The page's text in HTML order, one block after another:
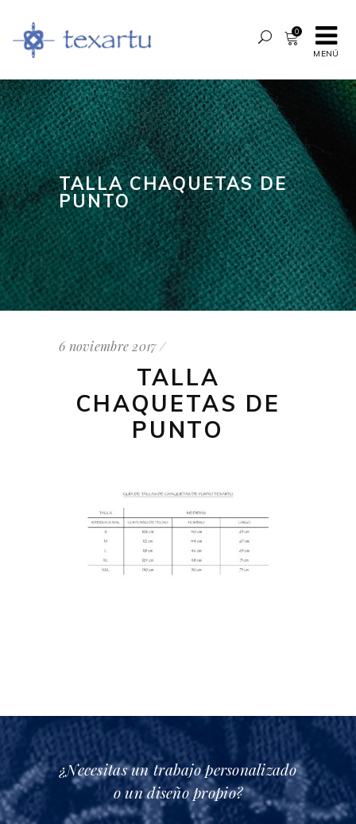
MENÚ
0
TALLA CHAQUETAS DE
PUNTO
6 noviembre 2017
TALLA
CHAQUETAS DE
PUNTO
¿Necesitas un trabajo personalizado
o un diseño propio?